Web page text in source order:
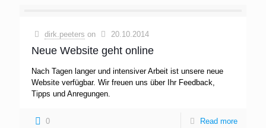
dirk.peeters on 20.10.2014
Neue Website geht online
Nach Tagen langer und intensiver Arbeit ist unsere neue
Website verfügbar. Wir freuen uns über Ihr Feedback,
Tipps und Anregungen.
0 Read more